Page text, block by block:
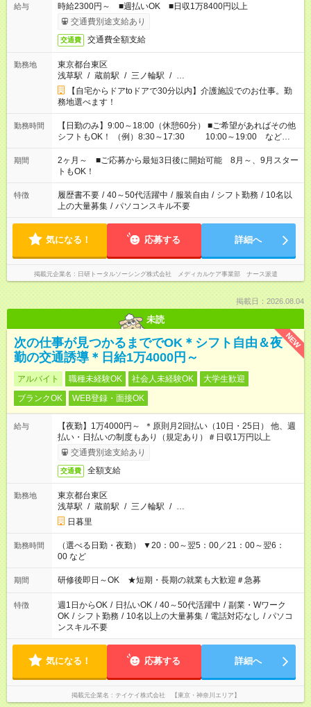
給与
時給2300円～ ■週払いOK ■日収1万8400円以上
交通費別途支給あり
交通費 交通費全額支給
勤務地
東京都台東区
浅草駅 / 蔵前駅 / 三ノ輪駅 / …
【自宅からドアtoドアで30分以内】介護施設でのお仕事。勤
務地選べます！
勤務時間
【日勤のみ】9:00～18:00（休憩60分） ■ご希望があればその他
シフトもOK！ （例）8:30～17:30 10:00～19:00 など
「家族とお休みを合わせたい」 「余裕を持って夕飯の準備がし
たい」 「できれば残業はしたくない」 など、ご希望があれば教
えてくださいね。 ※Wワーク希望の方へ 今ご覧のお仕事で希望
する勤務時間と、もう1つのお仕事の勤務時間。 合計で週40時
間を超える場合は応募できません
期間
2ヶ月～ ■ご応募から最短3日後に開始可能 8月～、9月スター
トもOK！
特徴 履歴書不要 / 40～50代活躍中 / 服装自由 / シフト勤務 / 10名以
上の大量募集 / パソコンスキル不要
気になる！ 応募する 詳細へ
掲載元企業名 日研トータルソーシング株式会社 メディカルケア事業部 ナース派遣
掲載日：2026.08.04
未読
NEW
次の仕事が見つかるまででOK＊シフト自由＆夜
勤の交通誘導＊日給1万4000円～
アルバイト 職種未経験OK 社会人未経験OK
大学生歓迎
ブランクOK
WEB登録・面接OK
給与
【夜勤】1万4000円～ ＊原則月2回払い（10日・25日） 他、週
払い・日払いの制度もあり（規定あり）＃日収1万円以上
交通費別途支給あり
交通費 全額支給
勤務地
東京都台東区
浅草駅 / 蔵前駅 / 三ノ輪駅 / …
日暮里
勤務時間
（選べる日勤・夜勤） ▼20：00～翌5：00／21：00～翌6：
00 など
期間 研修後即日～OK ★短期・長期の就業も大歓迎＃急募
特徴 週1日からOK / 日払いOK / 40～50代活躍中 / 副業・Wワーク
OK / シフト勤務 / 10名以上の大量募集 / 電話対応なし / パソコ
ンスキル不要
気になる！ 応募する 詳細へ
掲載元企業名 テイケイ株式会社 【東京・神奈川エリア】